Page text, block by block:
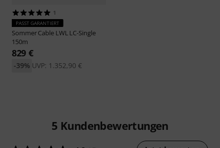
1
PASST GARANTIERT
Sommer Cable LWL LC-Single
150m
829 €
UVP: 1.352,90 €
-39%
5 Kundenbewertungen